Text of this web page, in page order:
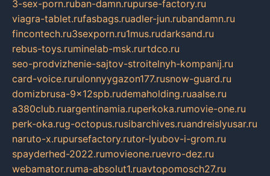
3-sex-porn.ruban-damn.rupurse-factory.ru
viagra-tablet.rufasbags.ruadler-jun.rubandamn.ru
fincontech.ru3sexporn.ru1mus.rudarksand.ru
rebus-toys.ruminelab-msk.rurtdco.ru
seo-prodvizhenie-sajtov-stroitelnyh-kompanij.ru
card-voice.rurulonnyygazon177.rusnow-guard.ru
domizbrusa-9x12spb.rudemaholding.ruaalse.ru
a380club.ruargentinamia.ruperkoka.rumovie-one.ru
perk-oka.rug-octopus.rusibarchives.ruandreislyusar.ru
naruto-x.rupursefactory.rutor-lyubov-i-grom.ru
spayderhed-2022.rumovieone.ruevro-dez.ru
webamator.ruma-absolut1.ruavtopomosch27.ru